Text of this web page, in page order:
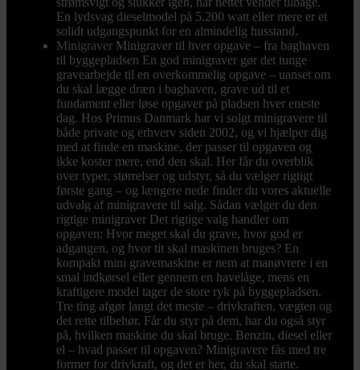
En lydsvag dieselmodel på 5.200 watt eller mere er et
solidt udgangspunkt for en almindelig husstand.
Minigraver Minigraver til hver opgave – fra baghaven
til byggepladsen En god minigraver gør det tunge
gravearbejde til en overkommelig opgave – uanset om
du skal lægge dræn i baghaven, grave ud til et
fundament eller løse opgaver på pladsen hver eneste
dag. Hos Primus Danmark har vi solgt minigravere til
både private og erhverv siden 2002, og vi hjælper dig
med at finde en maskine, der passer til opgaven og
ikke koster mere, end den skal. Her får du overblik
over typer, størrelser og udstyr, så du vælger rigtigt
første gang – og længere nede finder du vores aktuelle
udvalg af minigravere til salg. Sådan vælger du den
rigtige minigraver Det rigtige valg handler om
opgaven: Hvor meget skal du grave, hvor god er
adgangen, og hvor tit skal maskinen bruges? En
kompakt mini gravemaskine er nem at manøvrere i en
smal indkørsel eller gennem en havelåge, mens en
kraftigere model tager de store ryk på byggepladsen.
Tre ting afgør langt det meste – drivkraften, vægten og
det rette tilbehør. Får du styr på dem, har du også styr
på, hvilken maskine du skal bruge. Benzin, diesel eller
el – hvad passer til opgaven? Minigravere fås med tre
former for drivkraft, og det er her, du skal starte.